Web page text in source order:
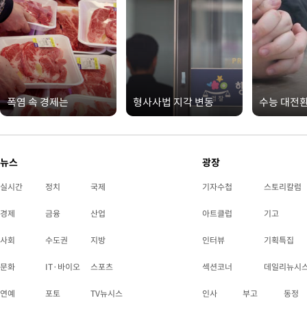
폭염 속 경제는 형사사법 지각 변동 수능 대전
뉴스
실시간 정치 국제
경제 금융 산업
사회 수도권 지방
문화 IT·바이오 스포츠
연예 포토 TV뉴시스
광장
기자수첩 스토리칼럼
아트클럽 기고
인터뷰 기획특집
섹션코너 데일리뉴시
인사 부고 동정